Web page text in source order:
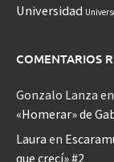
Universidad
COMENTARIOS
Gonzalo Lanza en
«Homerar» de
Laura en
que crecí» #2